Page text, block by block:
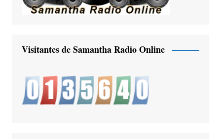
Visitantes de Samantha Radio Online